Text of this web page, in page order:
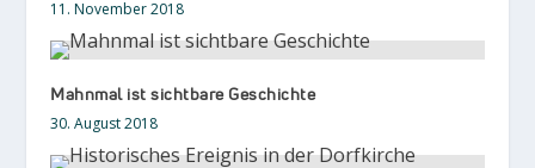
11. November 2018
Mahnmal ist sichtbare Geschichte
30. August 2018